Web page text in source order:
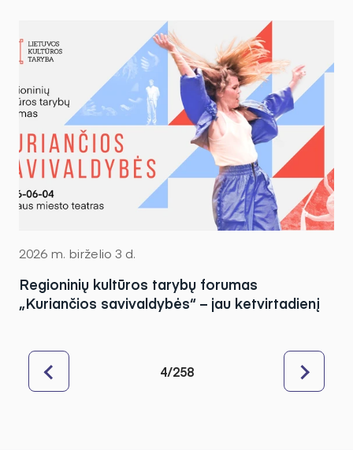
2026 m. birželio 3 d.
Regioninių kultūros tarybų forumas
„Kuriančios savivaldybės“ – jau ketvirtadienį
4/258